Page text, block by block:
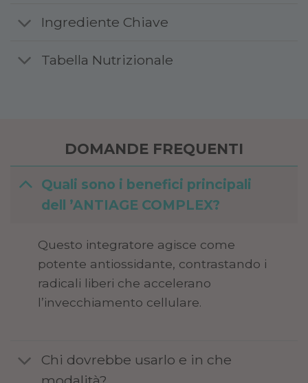
Ingrediente Chiave
Tabella Nutrizionale
DOMANDE FREQUENTI
Quali sono i benefici principali
dell ’ANTIAGE COMPLEX?
Questo integratore agisce come
potente antiossidante, contrastando i
radicali liberi che accelerano
l’invecchiamento cellulare.
Chi dovrebbe usarlo e in che